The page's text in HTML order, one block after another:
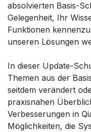
absolvierten Basis-
Gelegenheit, Ihr
Funktionen
unseren Lösungen
In dieser Update-
Themen aus der
seitdem verändert
praxisnahen
Verbesserungen in
Möglichkeiten, die